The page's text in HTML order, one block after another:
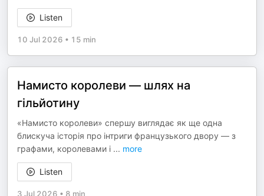
Listen
10 Jul 2026 • 15 min
Намисто королеви — шлях на
гільйотину
«Намисто королеви» спершу виглядає як ще одна
блискуча історія про інтриги французького двору — з
графами, королевами і ... more
Listen
3 Jul 2026 • 8 min